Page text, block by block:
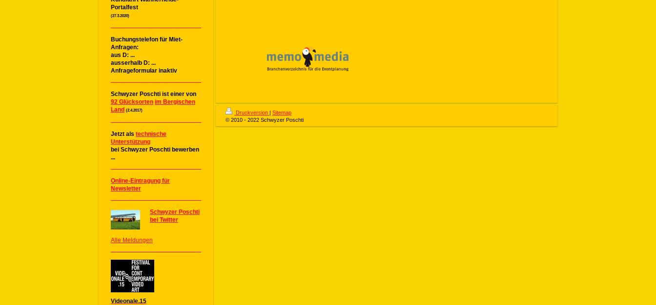
Portalfest
(27.3.2020)
Buchungstelefon für Miet-
Anfragen:
aus D: ...
ausserhalb D: ...
Anfrageformular inaktiv
Schwyzer Poschti ist einer von
92 Glücksorten im Bergischen
Land (2.4.2017)
Jetzt als technische
Unterstützung
bei Schwyzer Poschti bewerben
...
Online-Eintragung für
Newsletter
Schwyzer Poschti
bei Twitter
Alle Meldungen
Videonale.15
Druckversion | Sitemap
© 2010 - 2022 Schwyzer Poschti